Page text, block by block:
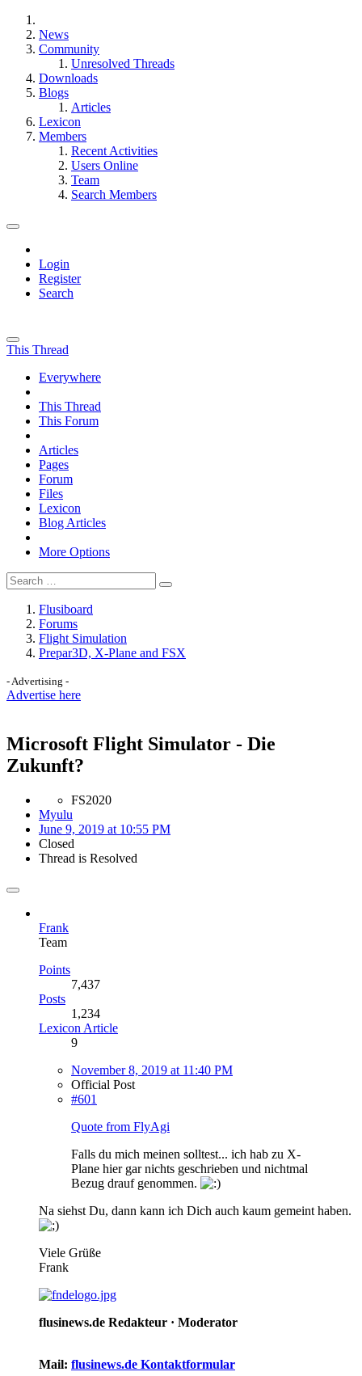
News
Community
Unresolved Threads
Downloads
Blogs
Articles
Lexicon
Members
Recent Activities
Users Online
Team
Search Members
Login
Register
Search
This Thread
Everywhere
This Thread
This Forum
Articles
Pages
Forum
Files
Lexicon
Blog Articles
More Options
Flusiboard
Forums
Flight Simulation
Prepar3D, X-Plane and FSX
- Advertising -
Advertise here
Microsoft Flight Simulator - Die
Zukunft?
FS2020
Myulu
June 9, 2019 at 10:55 PM
Closed
Thread is Resolved
Frank
Team
Points
7,437
Posts
1,234
Lexicon Article
9
November 8, 2019 at 11:40 PM
Official Post
#601
Quote from FlyAgi
Falls du mich meinen solltest... ich hab zu X-
Plane hier gar nichts geschrieben und nichtmal
Bezug drauf genommen.
Na siehst Du, dann kann ich Dich auch kaum gemeint haben.
Viele Grüße
Frank
flusinews.de Redakteur · Moderator
Mail: flusinews.de Kontaktformular